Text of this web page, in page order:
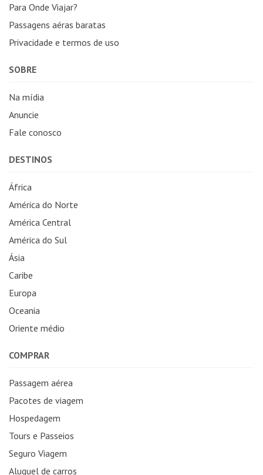
Para Onde Viajar?
Passagens aéras baratas
Privacidade e termos de uso
SOBRE
Na mídia
Anuncie
Fale conosco
DESTINOS
África
América do Norte
América Central
América do Sul
Ásia
Caribe
Europa
Oceania
Oriente médio
COMPRAR
Passagem aérea
Pacotes de viagem
Hospedagem
Tours e Passeios
Seguro Viagem
Aluguel de carros